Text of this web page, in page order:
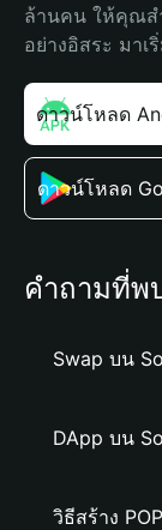
ล้านคน ให้คุณส
อย่างอิสระ มาเ
ดาวน์โหลด
ดาวน์โหลด
คำถามที่พ
Swap บน
DApp บน
วิธีสร้าง